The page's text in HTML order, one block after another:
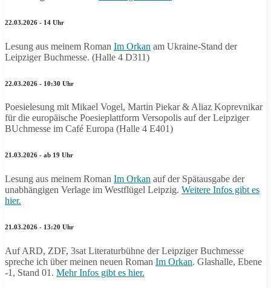
22.03.2026 - 14 Uhr
Lesung aus meinem Roman Im Orkan am Ukraine-Stand der
Leipziger Buchmesse. (Halle 4 D311)
22.03.2026 - 10:30 Uhr
Poesielesung mit Mikael Vogel, Martin Piekar & Aliaz Koprevnikar
für die europäische Poesieplattform Versopolis auf der Leipziger
BUchmesse im Café Europa (Halle 4 E401)
21.03.2026 - ab 19 Uhr
Lesung aus meinem Roman Im Orkan auf der Spätausgabe der
unabhängigen Verlage im Westflügel Leipzig. Weitere Infos gibt es
hier.
21.03.2026 - 13:20 Uhr
Auf ARD, ZDF, 3sat Literaturbühne der Leipziger Buchmesse
spreche ich über meinen neuen Roman Im Orkan. Glashalle, Ebene
-1, Stand 01. Mehr Infos gibt es hier.